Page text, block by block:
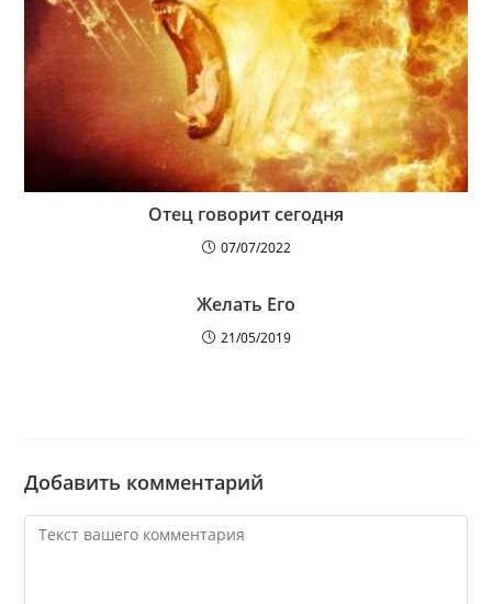
Отец говорит сегодня
07/07/2022
Желать Его
21/05/2019
Добавить комментарий